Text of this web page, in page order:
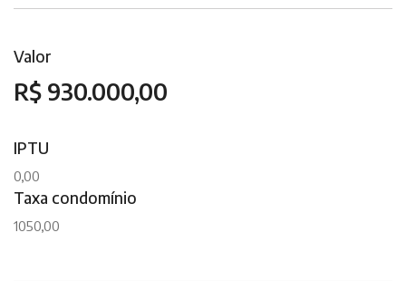
Valor
R$ 930.000,00
IPTU
0,00
Taxa condomínio
1050,00